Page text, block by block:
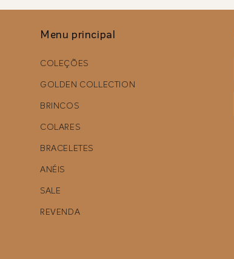
Menu principal
COLEÇÕES
GOLDEN COLLECTION
BRINCOS
COLARES
BRACELETES
ANÉIS
SALE
REVENDA